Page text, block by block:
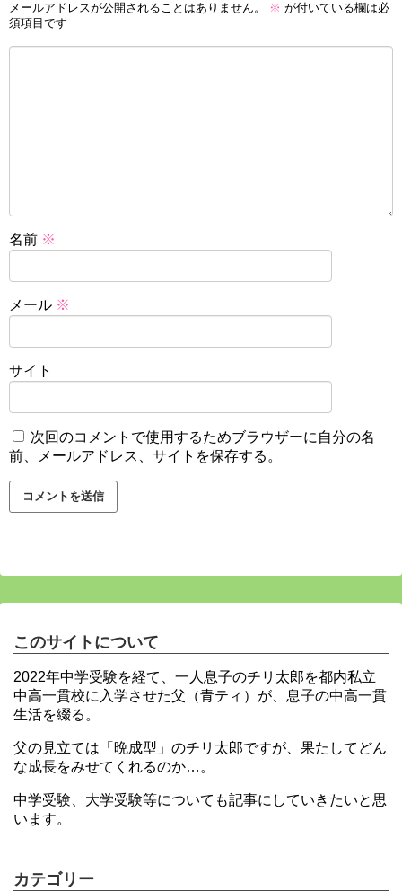
メールアドレスが公開されることはありません。 ※ が付いている欄は必
須項目です
名前 ※
メール ※
サイト
次回のコメントで使用するためブラウザーに自分の名
前、メールアドレス、サイトを保存する。
このサイトについて
2022年中学受験を経て、一人息子のチリ太郎を都内私立
中高一貫校に入学させた父（青ティ）が、息子の中高一貫
生活を綴る。
父の見立ては「晩成型」のチリ太郎ですが、果たしてどん
な成長をみせてくれるのか…。
中学受験、大学受験等についても記事にしていきたいと思
います。
カテゴリー